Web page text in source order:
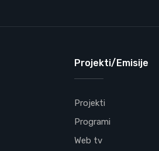
Projekti/Emisije
Projekti
Programi
Web tv